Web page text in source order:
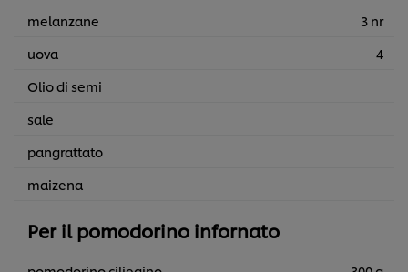
melanzane
3 nr
uova
4
Olio di semi
sale
pangrattato
maizena
Per il pomodorino infornato